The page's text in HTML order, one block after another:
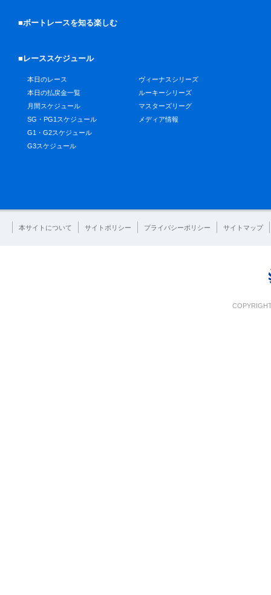
■ボートレースを知る楽しむ
■レーススケジュール
本日のレース
本日の払戻金一覧
月間スケジュール
SG・PG1スケジュール
G1・G2スケジュール
G3スケジュール
ヴィーナスシリーズ
ルーキーシリーズ
マスターズリーグ
メディア情報
本サイトについて サイトポリシー プライバシーポリシー サイトマップ